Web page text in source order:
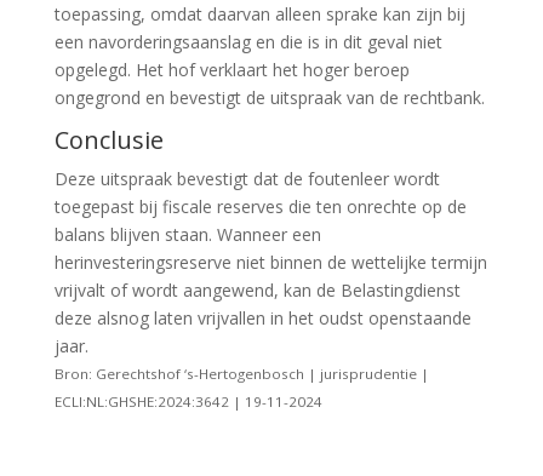
toepassing, omdat daarvan alleen sprake kan zijn bij
een navorderingsaanslag en die is in dit geval niet
opgelegd. Het hof verklaart het hoger beroep
ongegrond en bevestigt de uitspraak van de rechtbank.
Conclusie
Deze uitspraak bevestigt dat de foutenleer wordt
toegepast bij fiscale reserves die ten onrechte op de
balans blijven staan. Wanneer een
herinvesteringsreserve niet binnen de wettelijke termijn
vrijvalt of wordt aangewend, kan de Belastingdienst
deze alsnog laten vrijvallen in het oudst openstaande
jaar.
Bron: Gerechtshof ‘s-Hertogenbosch | jurisprudentie |
ECLI:NL:GHSHE:2024:3642 | 19-11-2024